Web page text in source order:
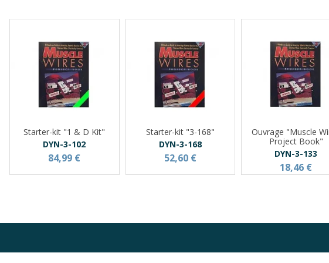
Starter-kit "1 & D Kit"
DYN-3-102
84,99 €
Starter-kit "3-168"
DYN-3-168
52,60 €
Ouvrage "Muscle
Project Book"
DYN-3-133
18,46 €